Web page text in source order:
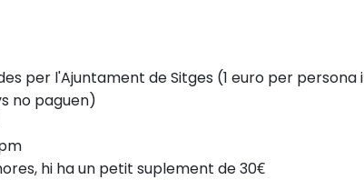
per l'Ajuntament de Sitges (1 euro per persona i
no paguen)
hi ha un petit suplement de 30€